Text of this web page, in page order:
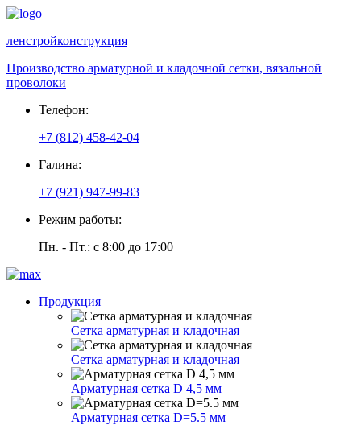
ленстройконструкция
Производство арматурной и кладочной сетки, вязальной
проволоки
Телефон:
+7 (812) 458-42-04
Галина:
+7 (921) 947-99-83
Режим работы:
Пн. - Пт.: с 8:00 до 17:00
Продукция
Сетка арматурная и кладочная
Сетка арматурная и кладочная
Арматурная сетка D 4,5 мм
Арматурная сетка D=5.5 мм